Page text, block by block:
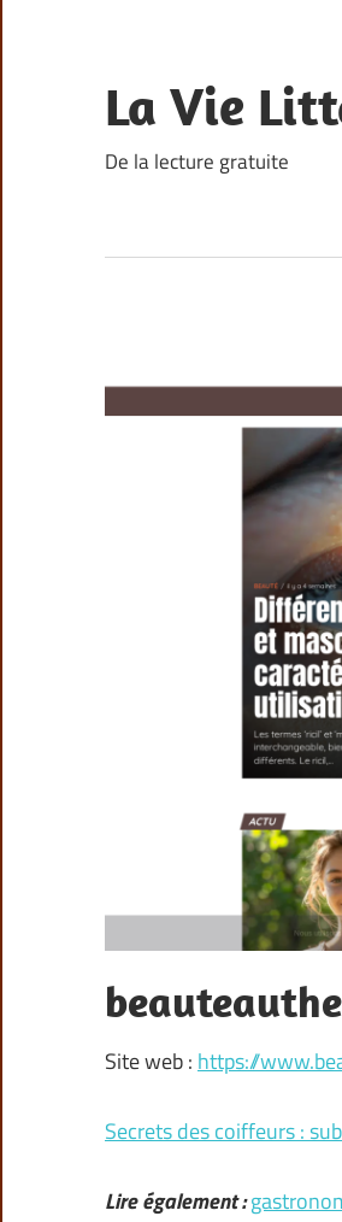
content
La Vie
De la lecture gratuite
Site web : https://
Secrets des coiffeurs :
Lire également :